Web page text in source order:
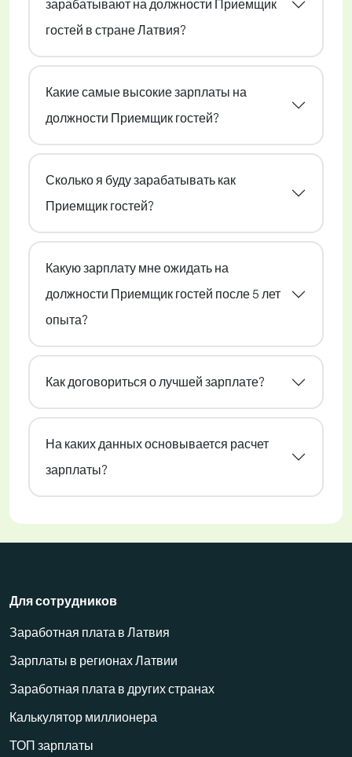
зарабатывают на должности Приемщик
гостей в стране Латвия?
Какие самые высокие зарплаты на
должности Приемщик гостей?
Сколько я буду зарабатывать как
Приемщик гостей?
Какую зарплату мне ожидать на
должности Приемщик гостей после 5 лет
опыта?
Как договориться о лучшей зарплате?
На каких данных основывается расчет
зарплаты?
Для сотрудников
Заработная плата в Латвия
Зарплаты в регионах Латвии
Заработная плата в других странах
Калькулятор миллионера
ТОП зарплаты